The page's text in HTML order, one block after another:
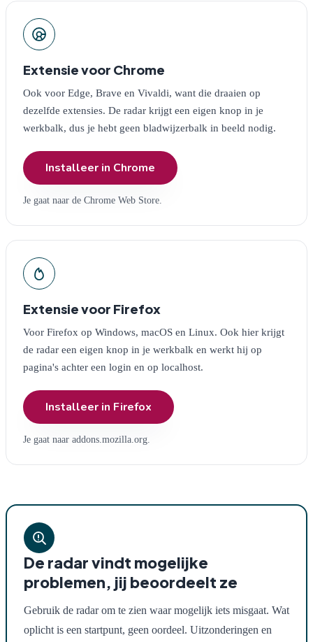
Extensie voor Chrome
Ook voor Edge, Brave en Vivaldi, want die draaien op
dezelfde extensies. De radar krijgt een eigen knop in je
werkbalk, dus je hebt geen bladwijzerbalk in beeld nodig.
Installeer in Chrome
Je gaat naar de Chrome Web Store.
Extensie voor Firefox
Voor Firefox op Windows, macOS en Linux. Ook hier krijgt
de radar een eigen knop in je werkbalk en werkt hij op
pagina's achter een login en op localhost.
Installeer in Firefox
Je gaat naar addons.mozilla.org.
De radar vindt mogelijke
problemen, jij beoordeelt ze
Gebruik de radar om te zien waar mogelijk iets misgaat. Wat
oplicht is een startpunt, geen oordeel. Uitzonderingen en